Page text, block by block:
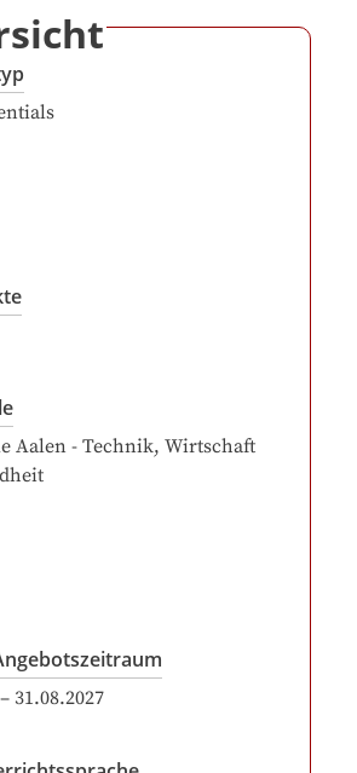
Aalen - Technik, Wirtschaft
– 31.08.2027